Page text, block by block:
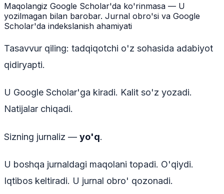
Maqolangiz Google Scholar'da ko'rinmasa — U
yozilmagan bilan barobar. Jurnal obro'si va Google
Scholar'da indekslanish ahamiyati
Tasavvur qiling: tadqiqotchi o'z sohasida adabiyot
qidiryapti.
U Google Scholar'ga kiradi. Kalit so'z yozadi.
Natijalar chiqadi.
Sizning jurnaliz — yo'q.
U boshqa jurnaldagi maqolani topadi. O'qiydi.
Iqtibos keltiradi. U jurnal obro' qozonadi.